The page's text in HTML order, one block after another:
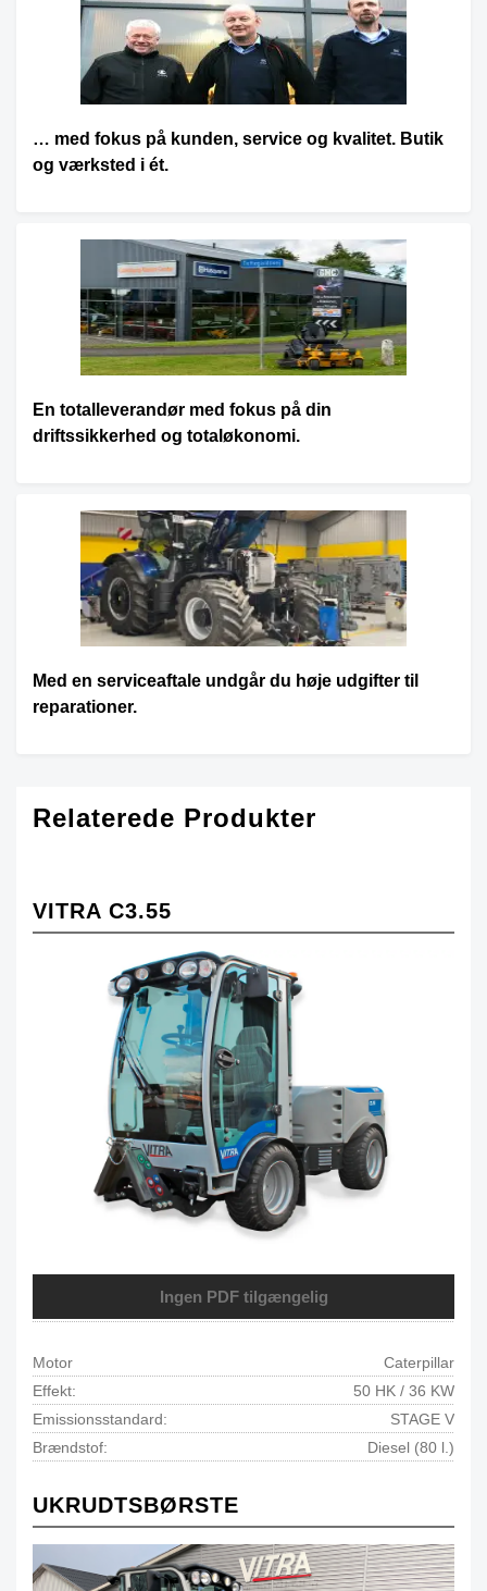
… med fokus på kunden, service og kvalitet. Butik
og værksted i ét.
En totalleverandør med fokus på din
driftssikkerhed og totaløkonomi.
Med en serviceaftale undgår du høje udgifter til
reparationer.
Relaterede Produkter
VITRA C3.55
Ingen PDF tilgængelig
Motor
Caterpillar
Effekt:
50 HK / 36 KW
Emissionsstandard:
STAGE V
Brændstof:
Diesel (80 l.)
UKRUDTSBØRSTE